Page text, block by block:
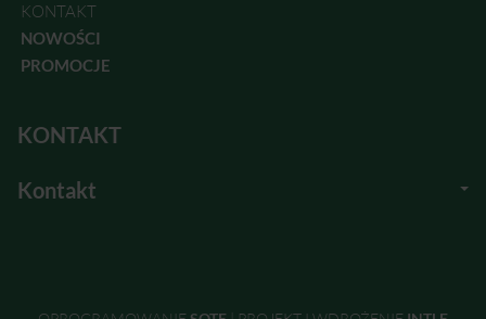
KONTAKT
NOWOŚCI
PROMOCJE
KONTAKT
Kontakt